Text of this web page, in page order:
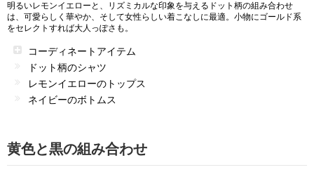
明るいレモンイエローと、リズミカルな印象を与えるドット柄の組み合わせ
は、可愛らしく華やか、そして女性らしい着こなしに最適。小物にゴールド系
をセレクトすれば大人っぽさも。
コーディネートアイテム
ドット柄のシャツ
レモンイエローのトップス
ネイビーのボトムス
黄色と黒の組み合わせ